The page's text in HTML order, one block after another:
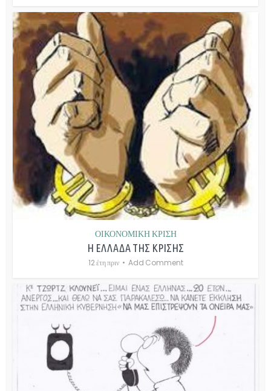
ΟΙΚΟΝΟΜΙΚΗ ΚΡΙΣΗ
Η ΕΛΛΑΔΑ ΤΗΣ ΚΡΙΣΗΣ
12 έτη πριν Add Comment